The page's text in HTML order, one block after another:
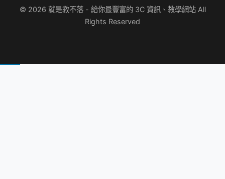
© 2026 就是教不落 - 給你最豐富的 3C 資訊、教學網站 All
Rights Reserved